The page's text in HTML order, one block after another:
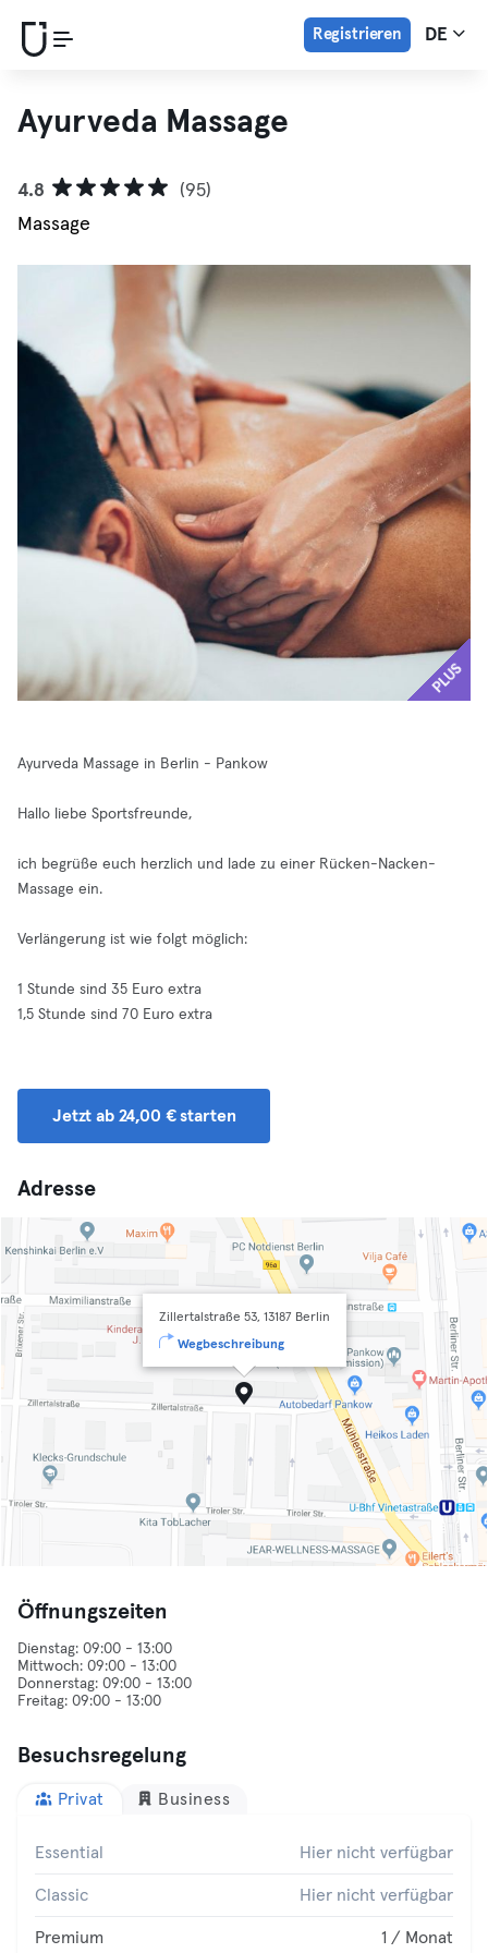
Registrieren DE
Ayurveda Massage
4.8
(95)
Massage
PLUS
Ayurveda Massage in Berlin - Pankow
Hallo liebe Sportsfreunde,
ich begrüße euch herzlich und lade zu einer Rücken-Nacken-
Massage ein.
Verlängerung ist wie folgt möglich:
1 Stunde sind 35 Euro extra
1,5 Stunde sind 70 Euro extra
Jetzt ab 24,00 € starten
Adresse
Zillertalstraße 53, 13187 Berlin
Wegbeschreibung
Öffnungszeiten
Dienstag: 09:00 - 13:00
Mittwoch: 09:00 - 13:00
Donnerstag: 09:00 - 13:00
Besuchsregelung
Privat Business
Essential Hier nicht verfügbar
Classic Hier nicht verfügbar
Premium 1 / Monat